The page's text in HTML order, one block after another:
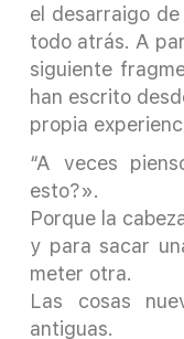
el desarraigo
todo atrás. A
siguiente
han escrito
propia
“A veces
esto?».
Porque la
y para sacar
meter otra.
Las cosas
antiguas.